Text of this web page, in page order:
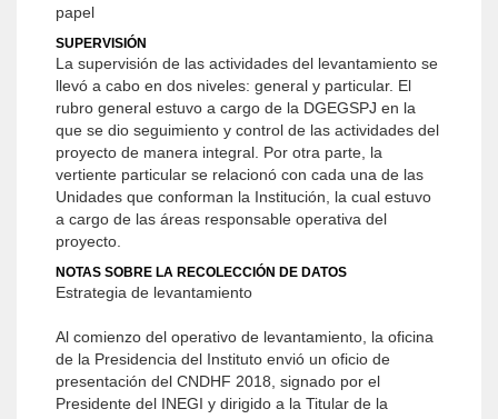
papel
SUPERVISIÓN
La supervisión de las actividades del levantamiento se
llevó a cabo en dos niveles: general y particular. El
rubro general estuvo a cargo de la DGEGSPJ en la
que se dio seguimiento y control de las actividades del
proyecto de manera integral. Por otra parte, la
vertiente particular se relacionó con cada una de las
Unidades que conforman la Institución, la cual estuvo
a cargo de las áreas responsable operativa del
proyecto.
NOTAS SOBRE LA RECOLECCIÓN DE DATOS
Estrategia de levantamiento
Al comienzo del operativo de levantamiento, la oficina
de la Presidencia del Instituto envió un oficio de
presentación del CNDHF 2018, signado por el
Presidente del INEGI y dirigido a la Titular de la